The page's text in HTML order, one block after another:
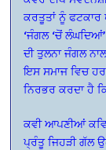
ਕਰਤੂਤਾਂ ਨੂੰ ਫਟਕਾਰ
‘ਜੰਗਲ ‘ਚੋਂ
ਦੀ ਤੁਲਨਾ ਜੰਗਲ
ਇਸ ਸਮਾਜ ਵਿਚ
ਨਿਰਭਰ ਕਰਦਾ ਹੈ
ਕਵੀ ਆਪਣੀਆਂ
ਪ੍ਰੰਤੂ ਜਿਹੜੀ ਗੱਲ